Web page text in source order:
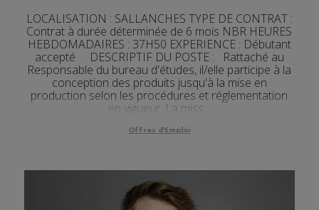
LOCALISATION : SALLANCHES TYPE DE CONTRAT :
Contrat à durée déterminée de 6 mois NBR HEURES
HEBDOMADAIRES : 37H50 EXPERIENCE : Débutant
accepté DESCRIPTIF DU POSTE : Rattaché au
Responsable du bureau d'études, il/elle participe à la
conception des produits jusqu'à la mise en
production selon les procédures et réglementation
en vigueur. La miss...
Offres d'Emploi